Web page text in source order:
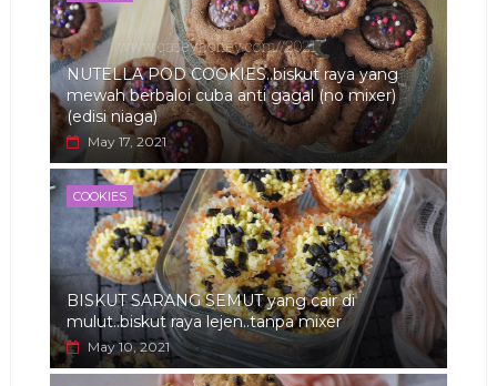
NUTELLA POD COOKIES..biskut raya yang
mewah berbaloi cuba anti gagal (no mixer)
(edisi niaga)
May 17, 2021
COOKIES
BISKUT SARANG SEMUT yang cair di
mulut..biskut raya lejen..tanpa mixer
May 10, 2021